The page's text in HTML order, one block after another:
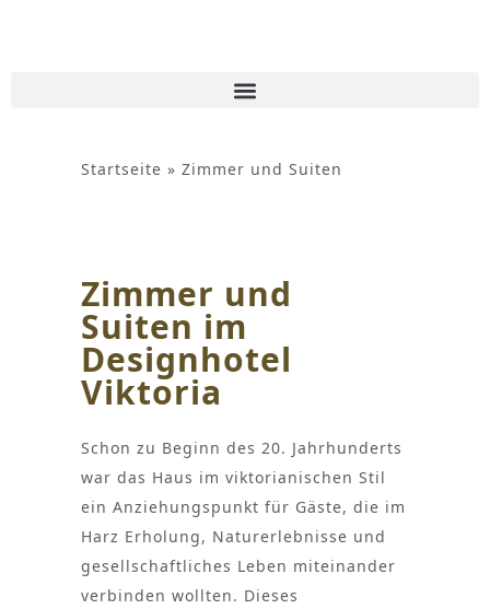
Startseite » Zimmer und Suiten
Suiten
Ihr exklusives Hotel in
Braunlage im Harz
Zimmer und
Suiten im
Designhotel
Viktoria
Schon zu Beginn des 20. Jahrhunderts
war das Haus im viktorianischen Stil
ein Anziehungspunkt für Gäste, die im
Harz Erholung, Naturerlebnisse und
gesellschaftliches Leben miteinander
verbinden wollten. Dieses